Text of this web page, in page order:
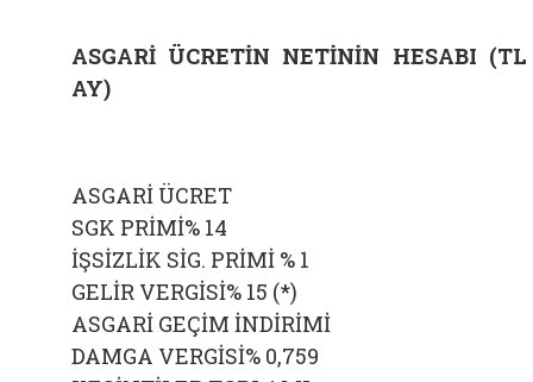
ASGARİ ÜCRETİN NETİNİN HESABI
AY)
ASGARİ ÜCRET
SGK PRİMİ% 14
İŞSİZLİK SİG. PRİMİ % 1
GELİR VERGİSİ% 15 (*)
ASGARİ GEÇİM İNDİRİMİ
DAMGA VERGİSİ% 0,759